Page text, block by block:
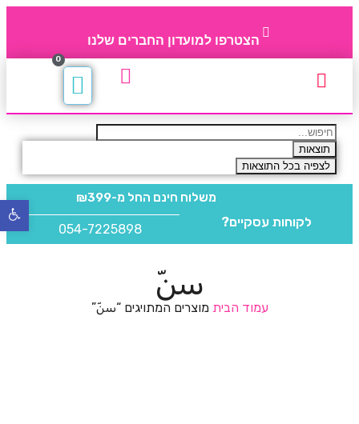
הצטרפו למועדון החברים שלנו
0
תוצאות
לצפיה בכל התוצאות
משלוח חינם החל מ-₪399
לקוחות עסקיים? 054-7225898
سنّ
עמוד הביתמוצרים המתויגים “سنّ”
פתח